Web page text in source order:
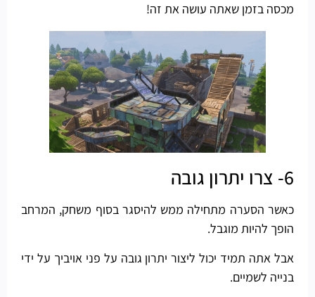
מכסה בזמן שאתה עושה את זה!
6- צרו יתרון גובה
כאשר הסערה מתחילה ממש להיסגר בסוף משחק, המרחב
הופך להיות מוגבל.
אבל אתה תמיד יכול ליצור יתרון גובה על פני אויביך על ידי
בנייה לשמיים.